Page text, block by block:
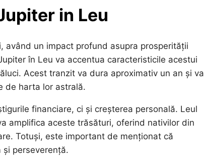
in Leu
având un impact profund asupra prosperității
în Leu va accentua caracteristicile acestui
Acest tranzit va dura aproximativ un an și va
de harta lor astrală.
financiare, ci și creșterea personală. Leul
amplifica aceste trăsături, oferind nativilor din
Totuși, este important de menționat că
perseverență.